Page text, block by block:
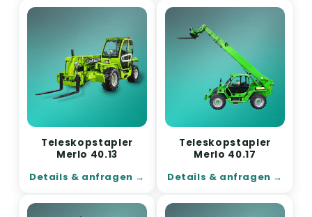
Teleskopstapler
Merlo 40.13
Details & anfragen
Teleskopstapler
Merlo 40.17
Details & anfragen